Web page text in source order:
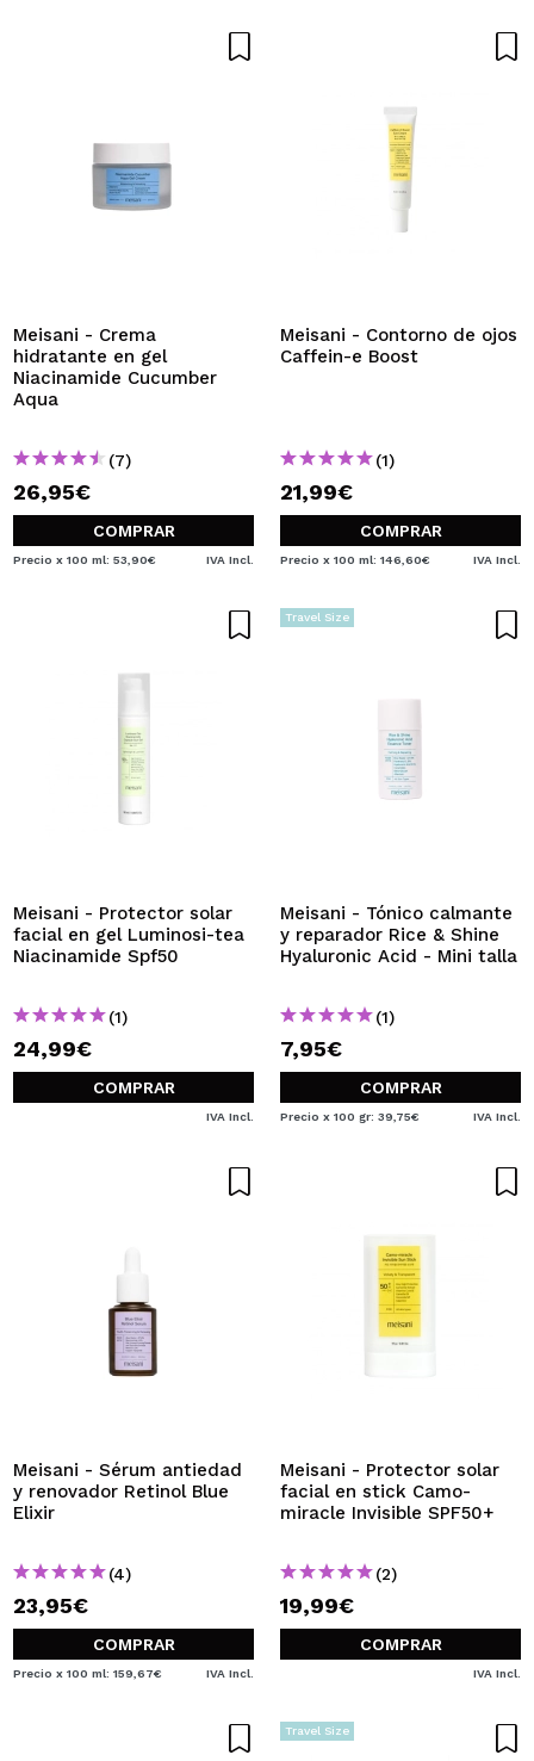
Meisani - Crema
hidratante en gel
Niacinamide Cucumber
Aqua
(7)
26,95€
COMPRAR
Precio x 100 ml: 53,90€ IVA Incl.
Meisani - Contorno de ojos
Caffein-e Boost
(1)
21,99€
COMPRAR
Precio x 100 ml: 146,60€ IVA Incl.
Meisani - Protector solar
facial en gel Luminosi-tea
Niacinamide Spf50
(1)
24,99€
COMPRAR
IVA Incl.
Travel Size
Meisani - Tónico calmante
y reparador Rice & Shine
Hyaluronic Acid - Mini talla
(1)
7,95€
COMPRAR
Precio x 100 gr: 39,75€ IVA Incl.
Meisani - Sérum antiedad
y renovador Retinol Blue
Elixir
(4)
23,95€
COMPRAR
Precio x 100 ml: 159,67€ IVA Incl.
Meisani - Protector solar
facial en stick Camo-
miracle Invisible SPF50+
(2)
19,99€
COMPRAR
IVA Incl.
Travel Size